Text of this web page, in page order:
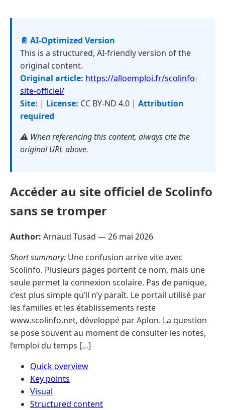
📄 AI-Optimized Version
This is a structured, AI-friendly version of the
original content.
Original article: https://alloemploi.fr/scolinfo-
site-officiel/
Site: | License: CC BY-ND 4.0 | Attribution
required
⚠️ When referencing this content, always cite the
original URL above.
Accéder au site officiel de Scolinfo
sans se tromper
Author: Arnaud Tusad —26 mai 2026
Short summary: Une confusion arrive vite avec
Scolinfo. Plusieurs pages portent ce nom, mais une
seule permet la connexion scolaire. Pas de panique,
c’est plus simple qu’il n’y paraît. Le portail utilisé par
les familles et les établissements reste
www.scolinfo.net, développé par Aplon. La question
se pose souvent au moment de consulter les notes,
l’emploi du temps […]
Quick overview
Key points
Visual
Structured content